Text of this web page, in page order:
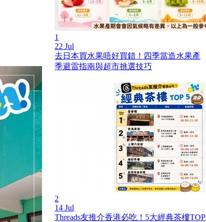
1
22 Jul
去日本買水果唔好買錯！四季當造水果產
季避雷指南與超市挑選技巧
2
14 Jul
Threads友推介香港必吃！5大經典茶樓TOP